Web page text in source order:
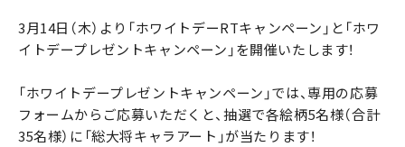
3月14日（木）より「ホワイトデーRTキャンペーン」と「ホワ
イトデープレゼントキャンペーン」を開催いたします！
「ホワイトデープレゼントキャンペーン」では、専用の応募
フォームからご応募いただくと、抽選で各絵柄5名様（合計
35名様）に「総大将キャラアート」が当たります！